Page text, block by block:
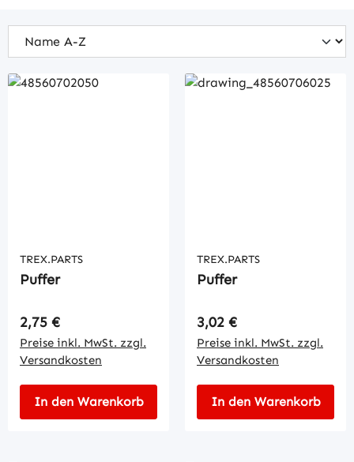
TREX.PARTS
Puffer
Regulärer Preis:
2,75 €
Preise inkl. MwSt. zzgl.
Versandkosten
In den Warenkorb
TREX.PARTS
Puffer
Regulärer Preis:
3,02 €
Preise inkl. MwSt. zzgl.
Versandkosten
In den Warenkorb